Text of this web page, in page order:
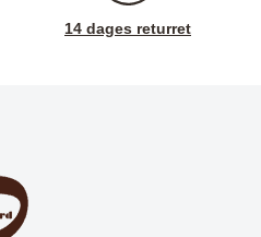
14 dages returret